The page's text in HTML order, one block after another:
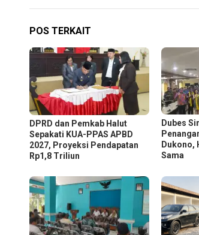
POS TERKAIT
DPRD dan Pemkab Halut
Sepakati KUA-PPAS APBD
2027, Proyeksi Pendapatan
Rp1,8 Triliun
Dubes
Dukono,
Sama